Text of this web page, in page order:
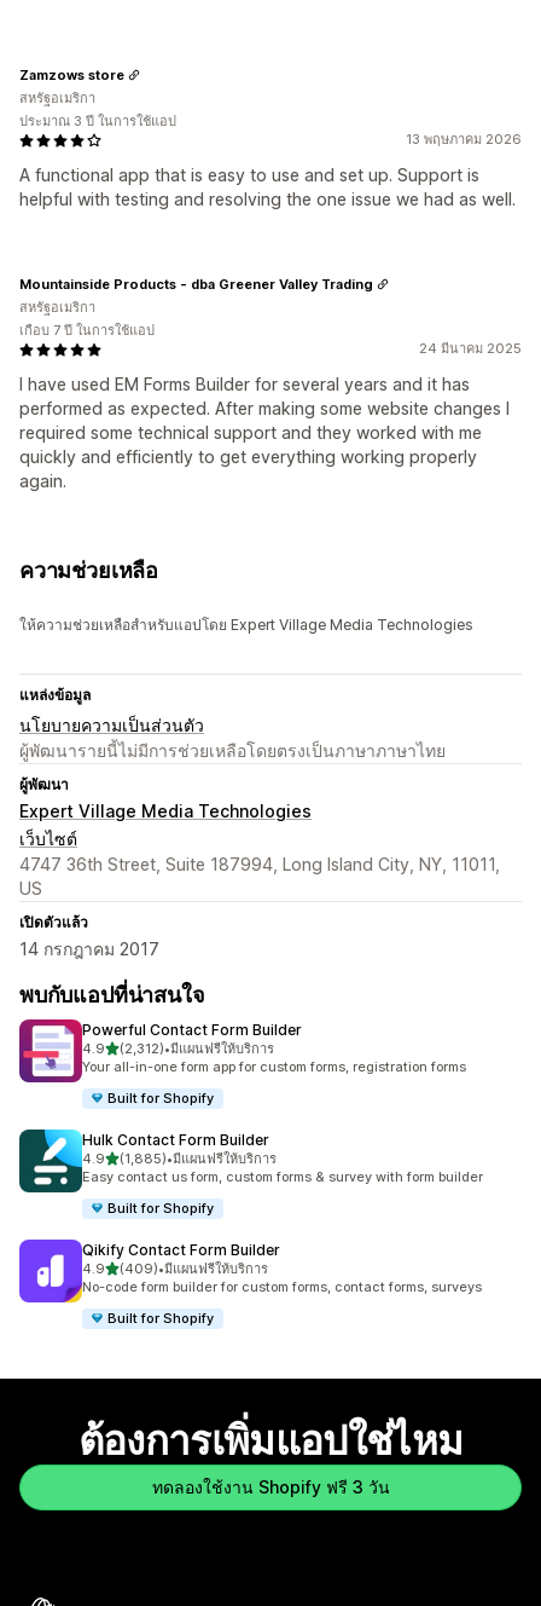
13 พฤษภาคม 2026
A functional app that is easy to use and set up. Support is
helpful with testing and resolving the one issue we had as well.
Zamzows store
สหรัฐอเมริกา
ประมาณ 3 ปี ในการใช้แอป
24 มีนาคม 2025
I have used EM Forms Builder for several years and it has
performed as expected. After making some website changes I
required some technical support and they worked with me
quickly and efficiently to get everything working properly
again.
Mountainside Products - dba Greener Valley Trading
สหรัฐอเมริกา
เกือบ 7 ปี ในการใช้แอป
ความช่วยเหลือ
ให้ความช่วยเหลือสำหรับแอปโดย Expert Village Media Technologies
แหล่งข้อมูล
นโยบายความเป็นส่วนตัว
ผู้พัฒนารายนี้ไม่มีการช่วยเหลือโดยตรงเป็นภาษาภาษาไทย
ผู้พัฒนา
Expert Village Media Technologies
เว็บไซต์
4747 36th Street, Suite 187994, Long Island City, NY, 11011,
US
เปิดตัวแล้ว
14 กรกฎาคม 2017
พบกับแอปที่น่าสนใจ
Powerful Contact Form Builder
4.9เต็ม 5 ดาว
(2,312)
ทั้งหมด 2312 รีวิว
•มีแผนฟรีให้บริการ
Your all-in-one form app for custom forms, registration forms
Built for Shopify
Hulk Contact Form Builder
4.9เต็ม 5 ดาว
(1,885)
ทั้งหมด 1885 รีวิว
•มีแผนฟรีให้บริการ
Easy contact us form, custom forms & survey with form builder
Built for Shopify
Qikify Contact Form Builder
4.9เต็ม 5 ดาว
(409)
ทั้งหมด 409 รีวิว
•มีแผนฟรีให้บริการ
No-code form builder for custom forms, contact forms, surveys
Built for Shopify
ต้องการเพิ่มแอปใช่ไหม
ทดลองใช้งาน Shopify ฟรี 3 วัน